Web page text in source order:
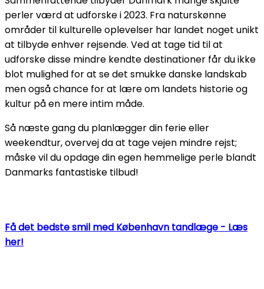
perler værd at udforske i 2023. Fra naturskønne
områder til kulturelle oplevelser har landet noget unikt
at tilbyde enhver rejsende. Ved at tage tid til at
udforske disse mindre kendte destinationer får du ikke
blot mulighed for at se det smukke danske landskab
men også chance for at lære om landets historie og
kultur på en mere intim måde.
Så næste gang du planlægger din ferie eller
weekendtur, overvej da at tage vejen mindre rejst;
måske vil du opdage din egen hemmelige perle blandt
Danmarks fantastiske tilbud!
Få det bedste smil med København tandlæge - Læs
her!